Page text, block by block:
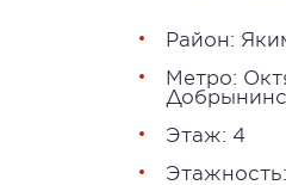
Район:
Метро:
Этаж: 4